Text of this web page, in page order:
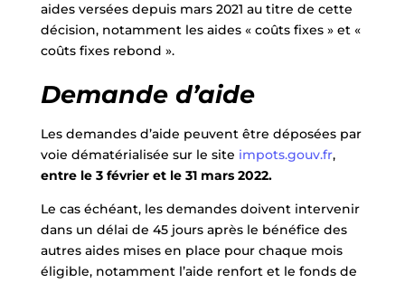
aides versées depuis mars 2021 au titre de cette
décision, notamment les aides « coûts fixes » et «
coûts fixes rebond ».
​Demande d’aide
Les demandes d’aide peuvent être déposées par
voie dématérialisée sur le site impots.gouv.fr,
entre le 3 février et le 31 mars 2022.
Le cas échéant, les demandes doivent intervenir
dans un délai de 45 jours après le bénéfice des
autres aides mises en place pour chaque mois
éligible, notamment l’aide renfort et le fonds de